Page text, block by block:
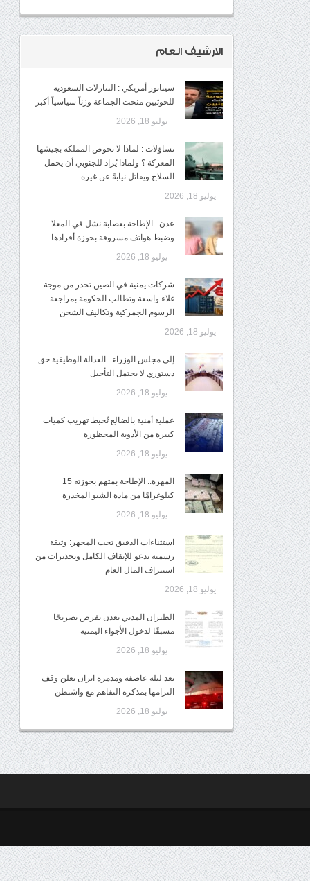
الارشيف العام
سيناتور أمريكي : التنازلات السعودية
للحوثيين منحت الجماعة وزناً سياسياً أكبر
يوليو 18, 2026
تساؤلات : لماذا لا تخوض المملكة بجيشها
المعركة ؟ ولماذا يُراد للجنوبي أن يحمل
السلاح ويقاتل نيابةً عن غيره
يوليو 18, 2026
عدن.. الإطاحة بعصابة نشل في المعلا
وضبط هواتف مسروقة بحوزة أفرادها
يوليو 18, 2026
شركات يمنية في الصين تحذر من موجة
غلاء واسعة وتطالب الحكومة بمراجعة
الرسوم الجمركية وتكاليف الشحن
يوليو 18, 2026
إلى مجلس الوزراء.. العدالة الوظيفية حق
دستوري لا يحتمل التأجيل
يوليو 18, 2026
عملية أمنية بالضالع تُحبط تهريب كميات
كبيرة من الأدوية المحظورة
يوليو 18, 2026
المهرة.. الإطاحة بمتهم بحوزته 15
كيلوغرامًا من مادة الشبو المخدرة
يوليو 18, 2026
استثناءات الدقيق تحت المجهر: وثيقة
رسمية تدعو للإيقاف الكامل وتحذيرات من
استنزاف المال العام
يوليو 18, 2026
الطيران المدني بعدن يفرض تصريحًا
مسبقًا لدخول الأجواء اليمنية
يوليو 18, 2026
بعد ليلة عاصفة ومدمرة ايران تعلن وقف
التزامها بمذكرة التفاهم مع واشنطن
يوليو 18, 2026